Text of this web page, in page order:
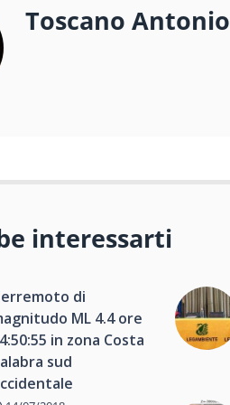
Toscano Antonio
interessarti
di
ML 4.4 ore
in zona Costa
sud